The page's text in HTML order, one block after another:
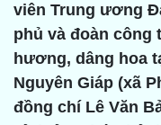
viên Trung ương
phủ và đoàn công
hương, dâng hoa
Nguyên Giáp (xã
đồng chí Lê Văn